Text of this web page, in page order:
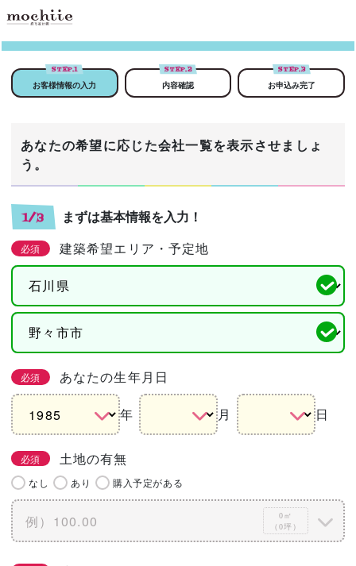
STEP.1
お客様情報の入力
STEP.2
内容確認
STEP.3
お申込み完了
あなたの希望に応じた会社一覧を表示させましょ
う。
1/3 まずは基本情報を入力！
必須 建築希望エリア・予定地
必須 あなたの生年月日
年 月 日
必須 土地の有無
なし あり 購入予定がある
0㎡
（0坪）